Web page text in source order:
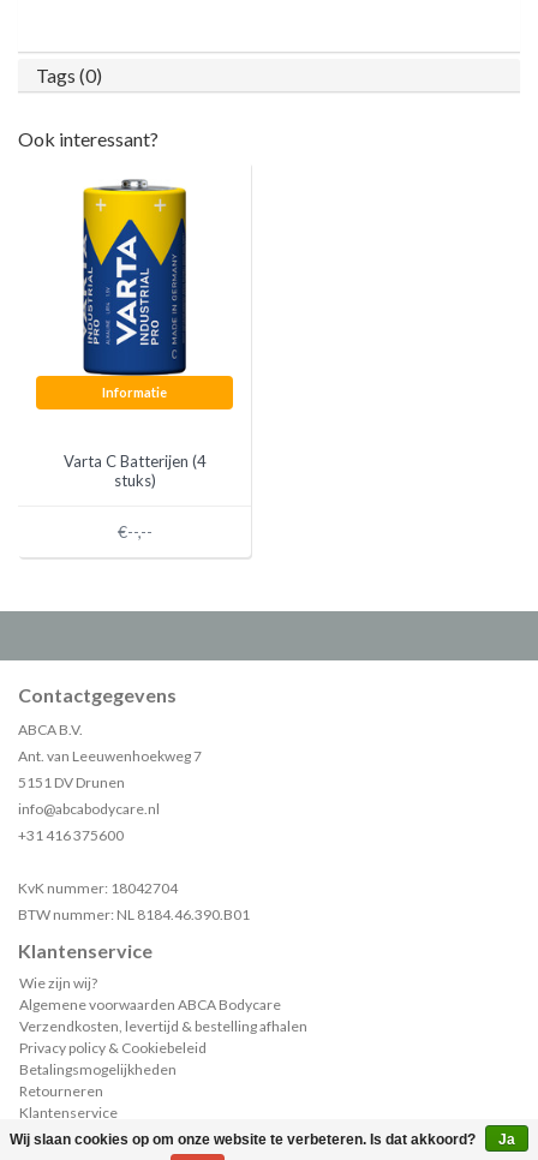
Tags (0)
Ook interessant?
Informatie
Varta C Batterijen (4
stuks)
€--,--
Contactgegevens
ABCA B.V.
Ant. van Leeuwenhoekweg 7
5151 DV Drunen
info@abcabodycare.nl
+31 416 375600
KvK nummer: 18042704
BTW nummer: NL 8184.46.390.B01
Klantenservice
Wie zijn wij?
Algemene voorwaarden ABCA Bodycare
Verzendkosten, levertijd & bestelling afhalen
Privacy policy & Cookiebeleid
Betalingsmogelijkheden
Retourneren
Klantenservice
Sample of catalogus aanvragen?
Wij slaan cookies op om onze website te verbeteren. Is dat akkoord? Ja